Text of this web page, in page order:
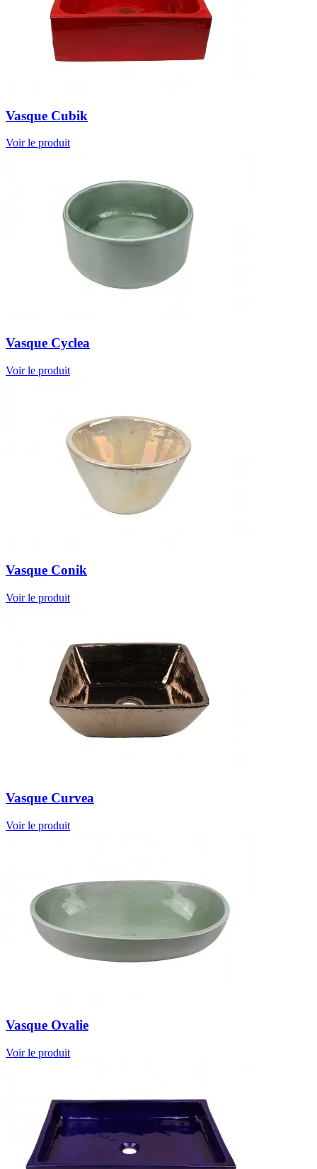
Vasque Cubik
Voir le produit
Vasque Cyclea
Voir le produit
Vasque Conik
Voir le produit
Vasque Curvea
Voir le produit
Vasque Ovalie
Voir le produit